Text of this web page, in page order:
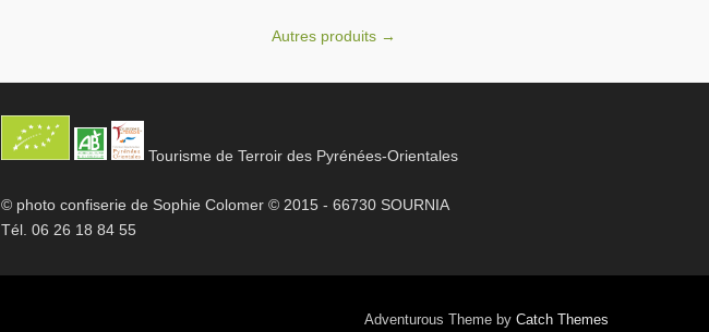
Autres produits →
Tourisme de Terroir des Pyrénées-Orientales
© photo confiserie de Sophie Colomer © 2015 - 66730 SOURNIA
Tél. 06 26 18 84 55
Adventurous Theme by Catch Themes